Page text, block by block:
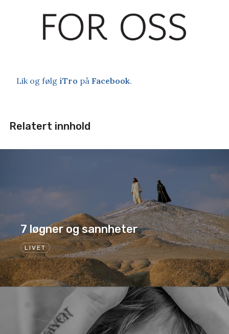
Lik og følg iTro på Facebook.
Relatert innhold
LIVET
7 løgner og sannheter